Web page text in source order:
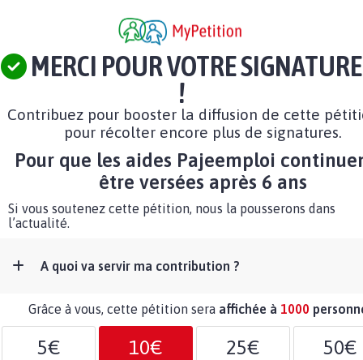
MERCI POUR VOTRE SIGNATURE
!
Contribuez pour booster la diffusion de cette
pour récolter encore plus de signatures.
Pour que les aides Pajeemploi
être versées après 6 ans
Si vous soutenez cette pétition, nous la pousserons dans
l’actualité.
A quoi va servir ma contribution ?
Grâce à vous, cette pétition sera affichée à 1000
5€ 10€ 25€ 50€